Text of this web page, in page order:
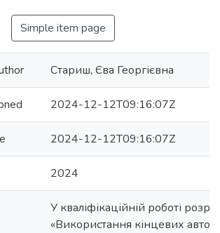
Simple item page
Стариш, Єва Георгієвна
2024-12-12T09:16:07Z
2024-12-12T09:16:07Z
2024
У кваліфікаційній роботі
«Використання кінцевих